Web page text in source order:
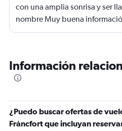
con una amplia sonrisa y ser
nombre Muy buena
había personal de LATAM
mejor en horario
Información
¿Puedo buscar ofertas de
Fráncfort que incluyan